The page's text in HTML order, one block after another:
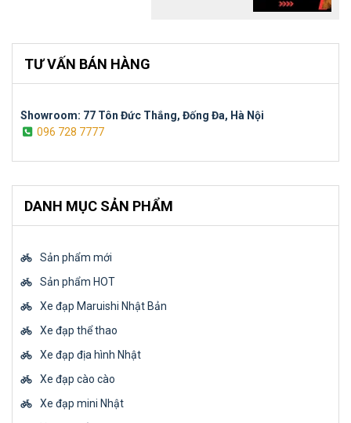
TƯ VẤN BÁN HÀNG
Showroom: 77 Tôn Đức Thắng, Đống Đa, Hà Nội
096 728 7777
DANH MỤC SẢN PHẨM
Sản phẩm mới
Sản phẩm HOT
Xe đạp Maruishi Nhật Bản
Xe đạp thể thao
Xe đạp địa hình Nhật
Xe đạp cào cào
Xe đạp mini Nhật